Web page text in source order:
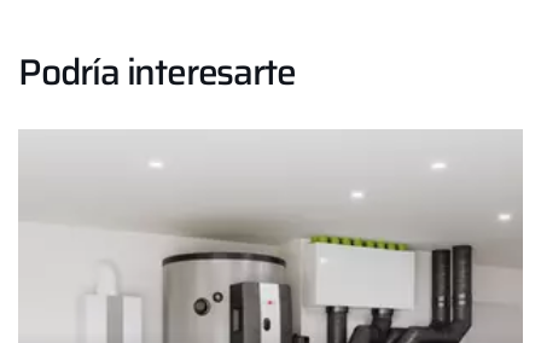
Podría interesarte